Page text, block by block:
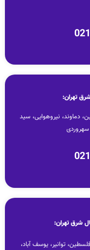
تهران:
دماوند، نیروهوایی، سید
سهروردی
شرق تهران:
توانیر، یوسف آباد،